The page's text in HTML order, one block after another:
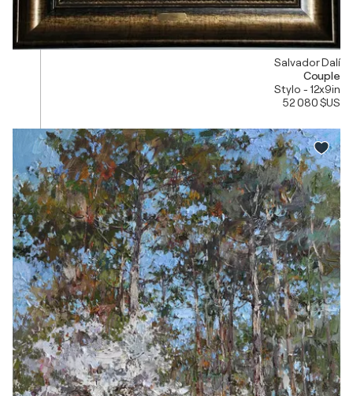
Salvador Dalí
Couple
Stylo - 12x9in
52 080 $US